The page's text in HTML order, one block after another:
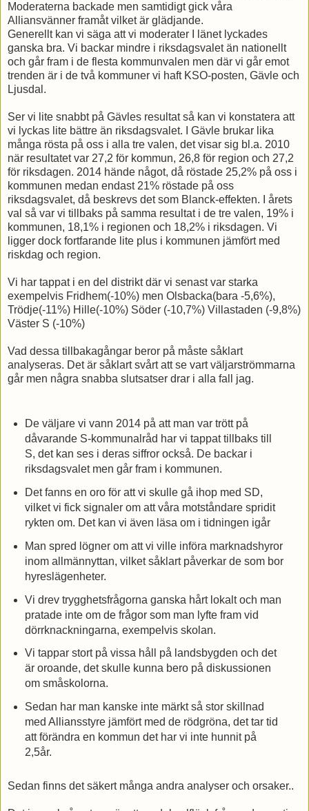
Moderaterna backade men samtidigt gick våra
Alliansvänner framåt vilket är glädjande.
Generellt kan vi säga att vi moderater I länet lyckades
ganska bra. Vi backar mindre i riksdagsvalet än nationellt
och går fram i de flesta kommunvalen men där vi går emot
trenden är i de två kommuner vi haft KSO-posten, Gävle och
Ljusdal.
Ser vi lite snabbt på Gävles resultat så kan vi konstatera att
vi lyckas lite bättre än riksdagsvalet. I Gävle brukar lika
många rösta på oss i alla tre valen, det visar sig bl.a. 2010
när resultatet var 27,2 för kommun, 26,8 för region och 27,2
för riksdagen. 2014 hände något, då röstade 25,2% på oss i
kommunen medan endast 21% röstade på oss
riksdagsvalet, då beskrevs det som Blanck-effekten. I årets
val så var vi tillbaks på samma resultat i de tre valen, 19% i
kommunen, 18,1% i regionen och 18,2% i riksdagen. Vi
ligger dock fortfarande lite plus i kommunen jämfört med
riskdag och region.
Vi har tappat i en del distrikt där vi senast var starka
exempelvis Fridhem(-10%) men Olsbacka(bara -5,6%),
Trödje(-11%) Hille(-10%) Söder (-10,7%) Villastaden (-9,8%)
Väster S (-10%)
Vad dessa tillbakagångar beror på måste såklart
analyseras. Det är såklart svårt att se vart väljarströmmarna
går men några snabba slutsatser drar i alla fall jag.
De väljare vi vann 2014 på att man var trött på
dåvarande S-kommunalråd har vi tappat tillbaks till
S, det kan ses i deras siffror också. De backar i
riksdagsvalet men går fram i kommunen.
Det fanns en oro för att vi skulle gå ihop med SD,
vilket vi fick signaler om att våra motståndare spridit
rykten om. Det kan vi även läsa om i tidningen igår
Man spred lögner om att vi ville införa marknadshyror
inom allmännyttan, vilket såklart påverkar de som bor
hyreslägenheter.
Vi drev trygghetsfrågorna ganska hårt lokalt och man
pratade inte om de frågor som man lyfte fram vid
dörrknackningarna, exempelvis skolan.
Vi tappar stort på vissa håll på landsbygden och det
är oroande, det skulle kunna bero på diskussionen
om småskolorna.
Sedan har man kanske inte märkt så stor skillnad
med Alliansstyre jämfört med de rödgröna, det tar tid
att förändra en kommun det har vi inte hunnit på
2,5år.
Sedan finns det säkert många andra analyser och orsaker..